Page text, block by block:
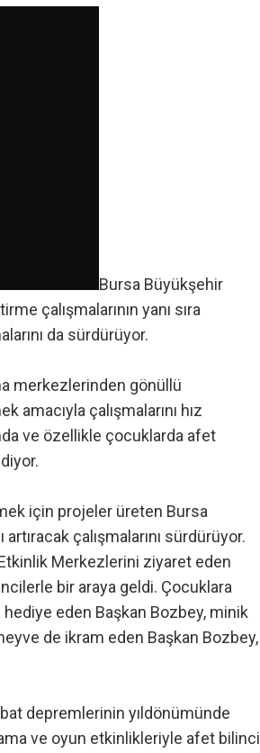
Bursa Büyükşehir
çalışmalarının yanı sıra
da sürdürüyor.
merkezlerinden gönüllü
amacıyla çalışmalarını hız
ve özellikle çocuklarda afet
için projeler üreten Bursa
çalışmalarını sürdürüyor.
Merkezlerini ziyaret eden
bir araya geldi. Çocuklara
eden Başkan Bozbey, minik
de ikram eden Başkan Bozbey,
depremlerinin yıldönümünde
ve oyun etkinlikleriyle afet bilinci